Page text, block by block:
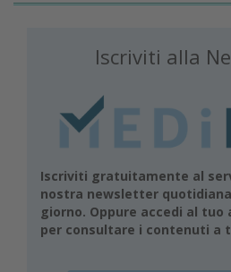
Iscriviti alla
Iscriviti gratuitamente al
nostra newsletter
giorno. Oppure accedi al tuo
per consultare i contenuti a